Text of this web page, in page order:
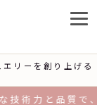
リーを創り上げる
力と品質で